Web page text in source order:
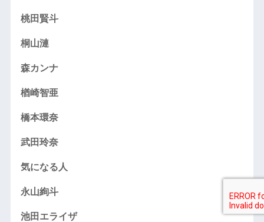
桃田賢斗
桐山漣
森カンナ
楢崎智亜
橋本環奈
武田玲奈
気になる人
永山絢斗
池田エライザ